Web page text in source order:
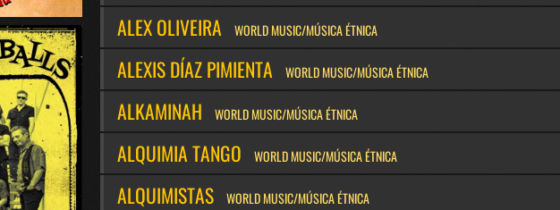
ALEX OLIVEIRA WORLD MUSIC/MÚSICA ÉTNICA
ALEXIS DÍAZ PIMIENTA WORLD MUSIC/MÚSICA ÉTNICA
ALKAMINAH WORLD MUSIC/MÚSICA ÉTNICA
ALQUIMIA TANGO WORLD MUSIC/MÚSICA ÉTNICA
ALQUIMISTAS WORLD MUSIC/MÚSICA ÉTNICA